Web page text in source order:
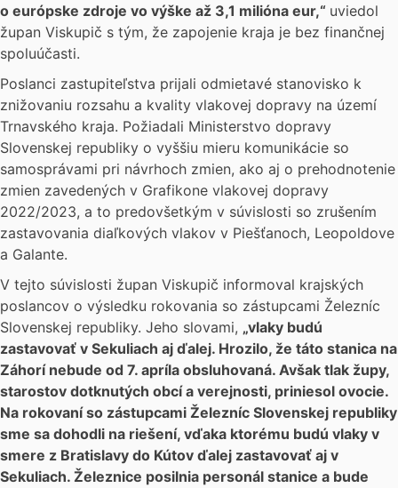
o európske zdroje vo výške až 3,1 milióna eur,“ uviedol
župan Viskupič s tým, že zapojenie kraja je bez finančnej
spoluúčasti.
Poslanci zastupiteľstva prijali odmietavé stanovisko k
znižovaniu rozsahu a kvality vlakovej dopravy na území
Trnavského kraja. Požiadali Ministerstvo dopravy
Slovenskej republiky o vyššiu mieru komunikácie so
samosprávami pri návrhoch zmien, ako aj o prehodnotenie
zmien zavedených v Grafikone vlakovej dopravy
2022/2023, a to predovšetkým v súvislosti so zrušením
zastavovania diaľkových vlakov v Piešťanoch, Leopoldove
a Galante.
V tejto súvislosti župan Viskupič informoval krajských
poslancov o výsledku rokovania so zástupcami Železníc
Slovenskej republiky. Jeho slovami, „vlaky budú
zastavovať v Sekuliach aj ďalej. Hrozilo, že táto stanica na
Záhorí nebude od 7. apríla obsluhovaná. Avšak tlak župy,
starostov dotknutých obcí a verejnosti, priniesol ovocie.
Na rokovaní so zástupcami Železníc Slovenskej republiky
sme sa dohodli na riešení, vďaka ktorému budú vlaky v
smere z Bratislavy do Kútov ďalej zastavovať aj v
Sekuliach. Železnice posilnia personál stanice a bude